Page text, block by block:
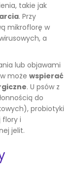
takie jak
. Przy
mikroflorę w
a
lub objawami
może wspierać
. U psów z
do
probiotyki
flory i
jelit.